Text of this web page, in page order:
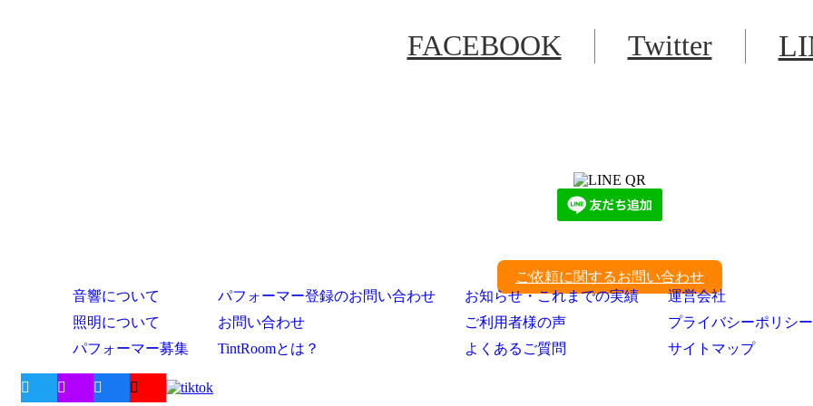
FACEBOOK Twitter
ご依頼に関するお問い合わせ
音響について
照明について
パフォーマー募集
パフォーマー登録のお問い合わせ
お問い合わせ
TintRoomとは？
お知らせ・これまでの実績
ご利用者様の声
よくあるご質問
運営会社
プライバシーポリシー
サイトマップ